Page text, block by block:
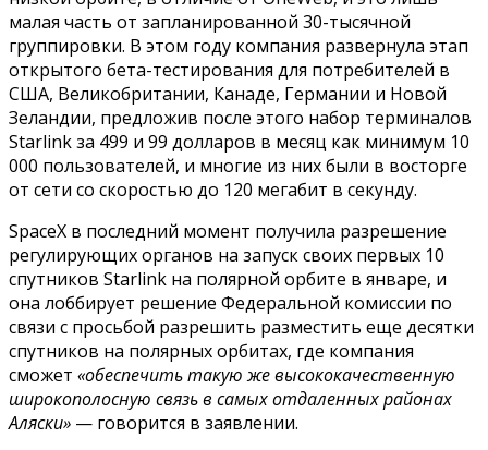
малая часть от запланированной 30-тысячной
группировки. В этом году компания развернула этап
открытого бета-тестирования для потребителей в
США, Великобритании, Канаде, Германии и Новой
Зеландии, предложив после этого набор терминалов
Starlink за 499 и 99 долларов в месяц как минимум 10
000 пользователей, и многие из них были в восторге
от сети со скоростью до 120 мегабит в секунду.
SpaceX в последний момент получила разрешение
регулирующих органов на запуск своих первых 10
спутников Starlink на полярной орбите в январе, и
она лоббирует решение Федеральной комиссии по
связи с просьбой разрешить разместить еще десятки
спутников на полярных орбитах, где компания
сможет «обеспечить такую ​​же высококачественную
широкополосную связь в самых отдаленных районах
Аляски» — говорится в заявлении.